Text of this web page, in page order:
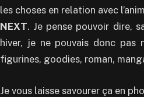
les choses en relation avec
NEXT. Je pense pouvoir dire,
hiver, je ne pouvais donc pas
figurines, goodies, roman,
Je vous laisse savourer ça en